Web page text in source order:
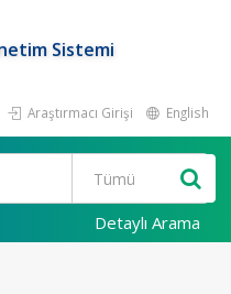
Sistemi
Araştırmacı Girişi English
Detaylı Arama